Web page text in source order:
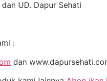
UD. Dapur Sehati
:
dan